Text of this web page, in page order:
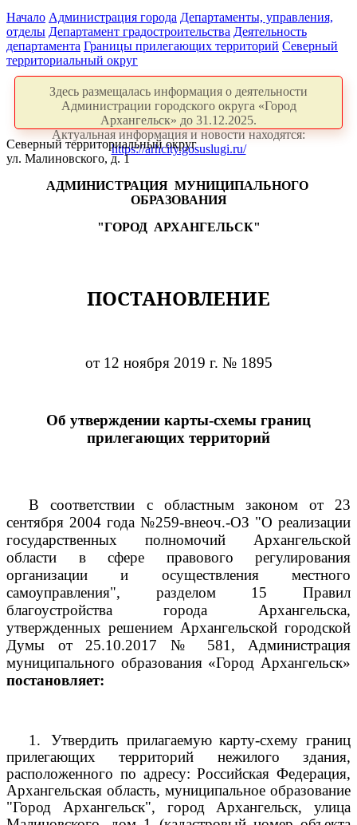
Начало Администрация города Департаменты, управления,
отделы Департамент градостроительства Деятельность
департамента Границы прилегающих территорий Северный
территориальный округ
Здесь размещалась информация о деятельности
Администрации городского округа «Город
Архангельск» до 31.12.2025.
Актуальная информация и новости находятся:
https://arhcity.gosuslugi.ru/
Северный территориальный округ
ул. Малиновского, д. 1
АДМИНИСТРАЦИЯ МУНИЦИПАЛЬНОГО
ОБРАЗОВАНИЯ
"ГОРОД АРХАНГЕЛЬСК"
ПОСТАНОВЛЕНИЕ
от 12 ноября 2019 г. № 1895
Об утверждении карты-схемы границ
прилегающих территорий
В соответствии с областным законом от 23
сентября 2004 года №259-внеоч.-ОЗ "О реализации
государственных полномочий Архангельской
области в сфере правового регулирования
организации и осуществления местного
самоуправления", разделом 15 Правил
благоустройства города Архангельска,
утвержденных решением Архангельской городской
Думы от 25.10.2017 № 581, Администрация
муниципального образования «Город Архангельск»
постановляет:
1.
Утвердить прилагаемую карту-схему границ
прилегающих территорий нежилого здания,
расположенного по адресу: Российская Федерация,
Архангельская область, муниципальное образование
"Город Архангельск", город Архангельск, улица